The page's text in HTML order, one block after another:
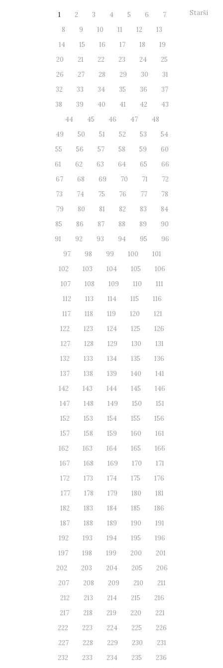
1 2 3 4 5 6
7
8
9 10 11 12
13
14
15 16 17 18
19
20
21 22 23 24
25
26
27 28 29 30
31
32
33 34 35 36
37
38
39 40 41 42
43
44
45 46 47
48
49
50 51 52 53
54
55
56 57 58 59
60
61
62 63 64 65
66
67
68 69 70 71
72
73
74 75 76 77
78
79
80 81 82 83
84
85
86 87 88 89
90
91
92 93 94 95
96
97
98 99 100
101
102
103 104 105
106
107
108 109 110
111
112
113 114 115
116
117
118 119 120
121
122
123 124 125
126
127
128 129 130
131
132
133 134 135
136
137
138 139 140
141
142
143 144 145
146
147
148 149 150
151
152
153 154 155
156
157
158 159 160
161
162
163 164 165
166
167
168 169 170
171
172
173 174 175
176
177
178 179 180
181
182
183 184 185
186
187
188 189 190
191
192
193 194 195
196
197
198 199 200
201
202
203 204 205
206
207
208 209 210
211
212
213 214 215
216
217
218 219 220
221
222
223 224 225
226
227
228 229 230
231
232
233 234 235
236
Starší